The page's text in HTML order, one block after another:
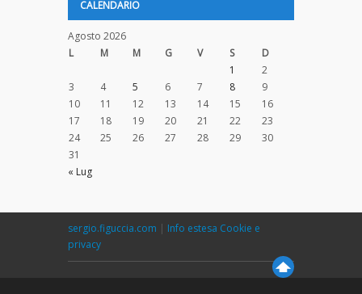
CALENDARIO
Agosto 2026
L
M M G V S
D
1
2
3
4 5 6 7 8
9
10
11 12 13 14 15
16
17
18 19 20 21 22
23
24
25 26 27 28 29
30
31
« Lug
sergio.figuccia.com | Info estesa Cookie e
privacy